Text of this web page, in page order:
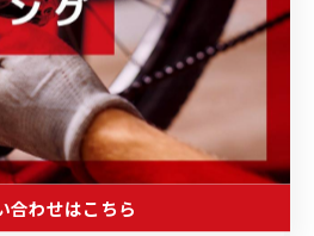
ゴリー Categories
カテゴリー
バイク
合わせはこちら